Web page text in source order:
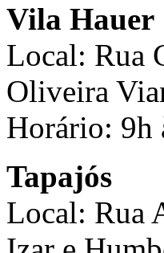
Vila Hauer
Local: Rua
Oliveira
Horário: 9h
Tapajós
Local: Rua